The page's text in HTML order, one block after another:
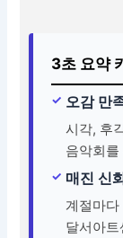
3초 요약
오감 만
시각, 후
음악회
매진 신
계절마
달서아